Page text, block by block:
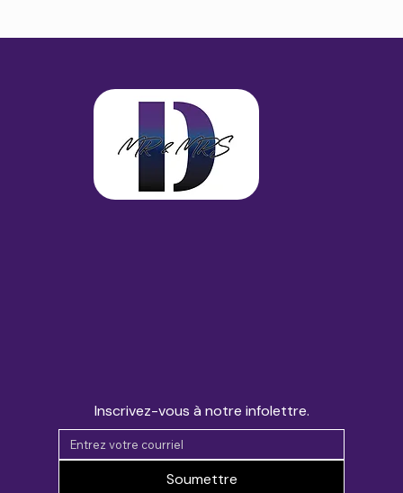
Inscrivez-vous à notre infolettre.
Soumettre